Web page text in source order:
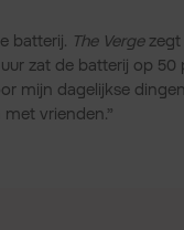
batterij. The Vergezegt
zat de batterij op
mijn dagelijkse
vrienden.”